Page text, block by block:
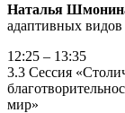
Наталья
адаптивных видов
12:25 – 13:35
3.3 Сессия
мир»